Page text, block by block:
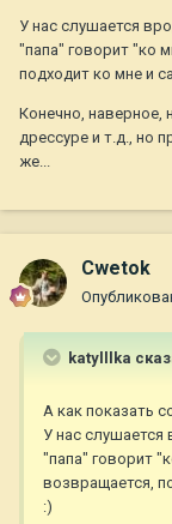
У нас слушается
"папа" говорит "ко
подходит ко мне и
Конечно, наверное,
дрессуре и т.д., но
же...
Cwetok
katylllka
А как показать
У нас слушается
"папа" говорит
возвращается,
:)